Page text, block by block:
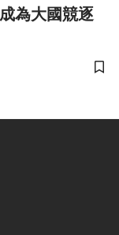
為大國競逐
儲